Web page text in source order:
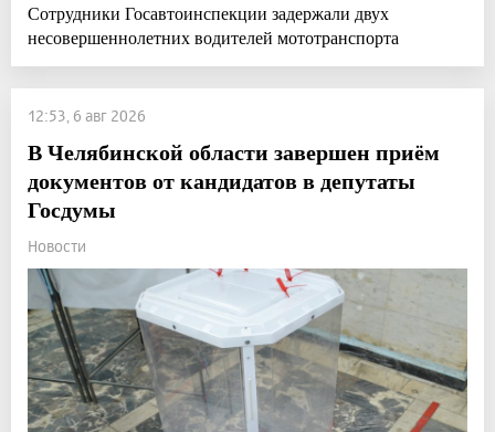
Сотрудники Госавтоинспекции задержали двух
несовершеннолетних водителей мототранспорта
12:53, 6 авг 2026
В Челябинской области завершен приём
документов от кандидатов в депутаты
Госдумы
Новости